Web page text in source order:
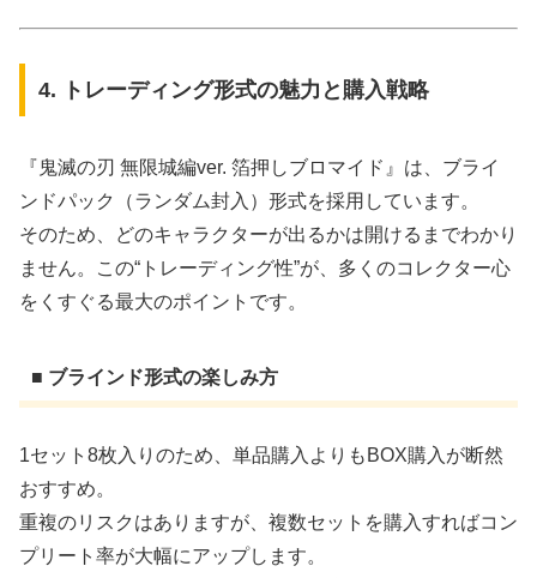
4. トレーディング形式の魅力と購入戦略
『鬼滅の刃 無限城編ver. 箔押しブロマイド』は、ブライ
ンドパック（ランダム封入）形式を採用しています。
そのため、どのキャラクターが出るかは開けるまでわかり
ません。この“トレーディング性”が、多くのコレクター心
をくすぐる最大のポイントです。
■ ブラインド形式の楽しみ方
1セット8枚入りのため、単品購入よりもBOX購入が断然
おすすめ。
重複のリスクはありますが、複数セットを購入すればコン
プリート率が大幅にアップします。